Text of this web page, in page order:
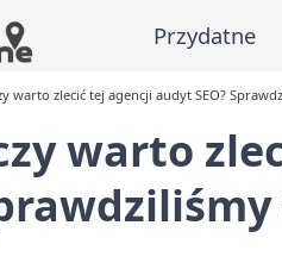
Przydatne
warto zlecić tej agencji audyt SEO?
warto